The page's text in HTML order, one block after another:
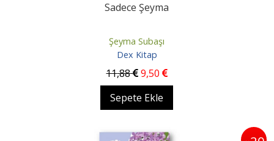
Sadece Şeyma
Şeyma Subaşı
Dex Kitap
11,88 9,50
Sepete Ekle